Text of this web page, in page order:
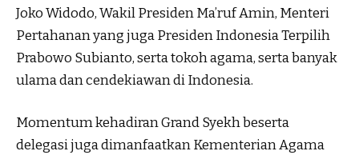
Joko Widodo, Wakil Presiden Ma’ruf Amin, Menteri
Pertahanan yang juga Presiden Indonesia Terpilih
Prabowo Subianto, serta tokoh agama, serta banyak
ulama dan cendekiawan di Indonesia.
Momentum kehadiran Grand Syekh beserta
delegasi juga dimanfaatkan Kementerian Agama